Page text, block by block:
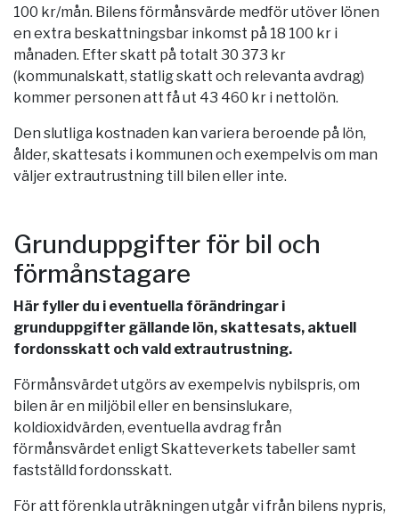
100 kr/mån. Bilens förmånsvärde medför utöver lönen
en extra beskattningsbar inkomst på 18 100 kr i
månaden. Efter skatt på totalt 30 373 kr
(kommunalskatt, statlig skatt och relevanta avdrag)
kommer personen att få ut 43 460 kr i nettolön.
Den slutliga kostnaden kan variera beroende på lön,
ålder, skattesats i kommunen och exempelvis om man
väljer extrautrustning till bilen eller inte.
Grunduppgifter för bil och
förmånstagare
Här fyller du i eventuella förändringar i
grunduppgifter gällande lön, skattesats, aktuell
fordonsskatt och vald extrautrustning.
Förmånsvärdet utgörs av exempelvis nybilspris, om
bilen är en miljöbil eller en bensinslukare,
koldioxidvärden, eventuella avdrag från
förmånsvärdet enligt Skatteverkets tabeller samt
fastställd fordonsskatt.
För att förenkla uträkningen utgår vi från bilens nypris,